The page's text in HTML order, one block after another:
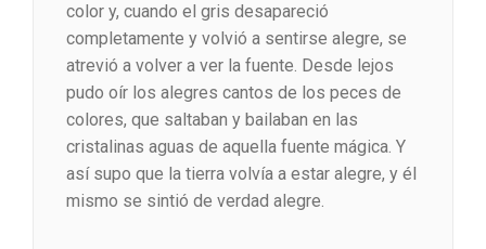
color y, cuando el gris desapareció
completamente y volvió a sentirse alegre, se
atrevió a volver a ver la fuente. Desde lejos
pudo oír los alegres cantos de los peces de
colores, que saltaban y bailaban en las
cristalinas aguas de aquella fuente mágica. Y
así supo que la tierra volvía a estar alegre, y él
mismo se sintió de verdad alegre.